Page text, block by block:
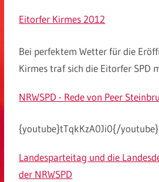
Eitorfer Kirmes 2012
Bei perfektem Wetter für die
Kirmes traf sich die Eitorfer SPD
NRWSPD - Rede von Peer
{youtube}tTqkKzA0Ji0{/youtube}
Landesparteitag und die
der NRWSPD